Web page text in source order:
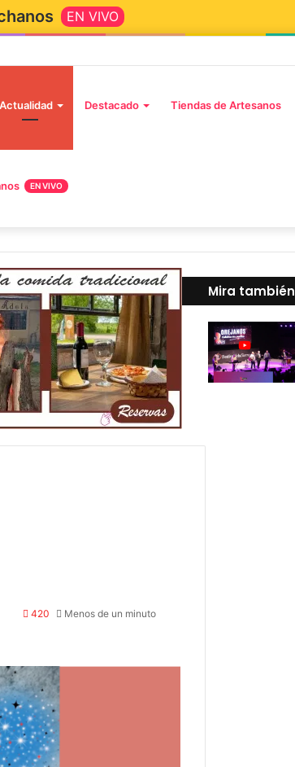
EN VIVO
Actualidad Destacado Tiendas de Artesanos
EN VIVO
420 Menos de un minuto
Mira también